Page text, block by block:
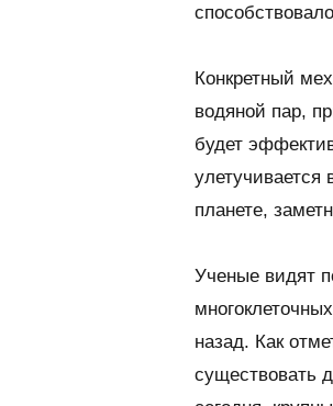
Конкретный
водяной пар,
будет
планете,
Ученые видят
назад. Как
существовать